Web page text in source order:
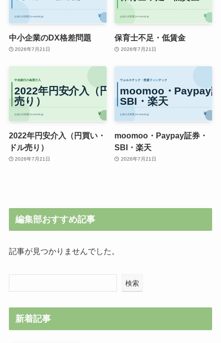
中小企業のDX格差問題
2026年7月21日
保育士不足・低賃金
2026年7月21日
2022年円安介入（円買い・
ドル売り）
2026年7月21日
moomoo・Paypay証券・
SBI・楽天
2026年7月21日
編集部おすすめ記事
記事が見つかりませんでした。
検索
新着記事